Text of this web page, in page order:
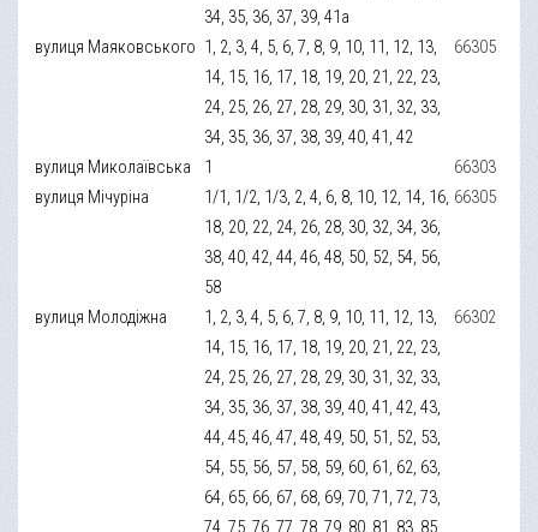
34, 35, 36, 37, 39, 41а
вулиця Маяковського 1, 2, 3, 4, 5, 6, 7, 8, 9, 10, 11, 12, 13,
14, 15, 16, 17, 18, 19, 20, 21, 22, 23,
24, 25, 26, 27, 28, 29, 30, 31, 32, 33,
34, 35, 36, 37, 38, 39, 40, 41, 42
66305
вулиця Миколаївська 1
66303
вулиця Мічуріна
1/1, 1/2, 1/3, 2, 4, 6, 8, 10, 12, 14, 16,
18, 20, 22, 24, 26, 28, 30, 32, 34, 36,
38, 40, 42, 44, 46, 48, 50, 52, 54, 56,
58
66305
вулиця Молодіжна
1, 2, 3, 4, 5, 6, 7, 8, 9, 10, 11, 12, 13,
14, 15, 16, 17, 18, 19, 20, 21, 22, 23,
24, 25, 26, 27, 28, 29, 30, 31, 32, 33,
34, 35, 36, 37, 38, 39, 40, 41, 42, 43,
44, 45, 46, 47, 48, 49, 50, 51, 52, 53,
54, 55, 56, 57, 58, 59, 60, 61, 62, 63,
64, 65, 66, 67, 68, 69, 70, 71, 72, 73,
74, 75, 76, 77, 78, 79, 80, 81, 83, 85
66302